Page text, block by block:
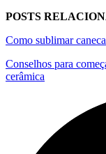
POSTS
Como sublimar
Conselhos para
cerâmica